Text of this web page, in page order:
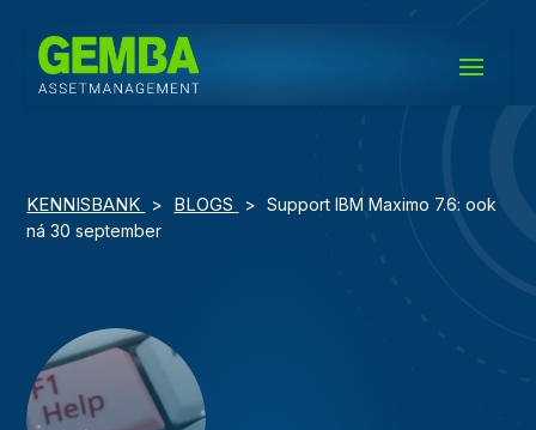
KENNISBANK > BLOGS >
Support IBM Maximo 7.6: ook
ná 30 september